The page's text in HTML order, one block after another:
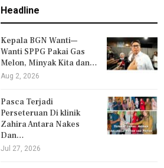
Headline
Kepala BGN Wanti—
Wanti SPPG Pakai Gas
Melon, Minyak Kita dan…
Aug 2, 2026
Pasca Terjadi
Perseteruan Di klinik
Zahira Antara Nakes
Dan…
Jul 27, 2026